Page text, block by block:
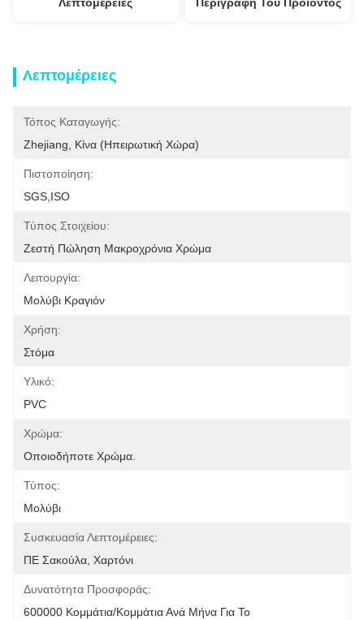
Λεπτομέρειες
Τόπος Καταγωγής:
Zhejiang, Κίνα (ηπειρωτική Χώρα)
Πιστοποίηση:
SGS,ISO
Τύπος Στοιχείου:
Ζεστή Πώληση Μακροχρόνια Χρώμα
Λειτουργία:
Μολύβι Κραγιόν
Χρήση:
Στόμα
Υλικό:
PVC
Χρώμα:
Οποιοδήποτε Χρώμα.
Τύπος:
Μολύβι
Συσκευασία Λεπτομέρειες:
ΠΕ Σακούλα, Χαρτόνι
Δυνατότητα Προσφοράς:
600000 Κομμάτια/κομμάτια Ανά Μήνα Για Το